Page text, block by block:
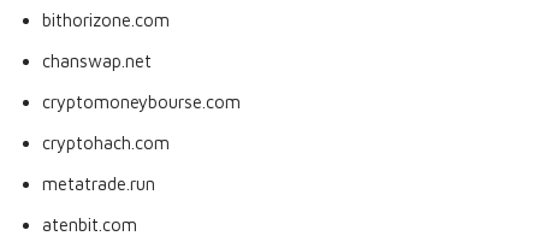
bithorizone.com
chanswap.net
cryptomoneybourse.com
cryptohach.com
metatrade.run
atenbit.com